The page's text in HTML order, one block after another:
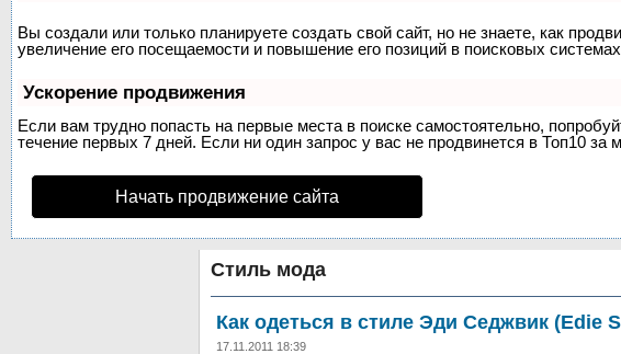
Вы создали или только планируете создать свой сайт, но не знаете, как
увеличение его посещаемости и повышение его позиций в поисковых
Ускорение продвижения
Если вам трудно попасть на первые места в поиске самостоятельно,
течение первых 7 дней. Если ни один запрос у вас не продвинется в Топ10 за
Начать продвижение сайта
Стиль мода
Как одеться в стиле Эди Седжвик (Edie
17.11.2011 18:39